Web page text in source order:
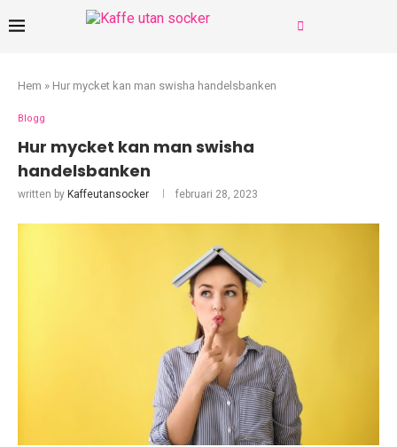
Hem » Hur mycket kan man swisha handelsbanken
Blogg
Hur mycket kan man swisha
handelsbanken
written by Kaffeutansocker februari 28, 2023